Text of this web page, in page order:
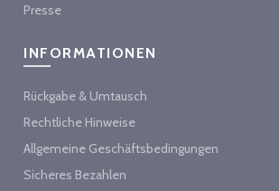
Presse
INFORMATIONEN
Rückgabe & Umtausch
Rechtliche Hinweise
Allgemeine Geschäftsbedingungen
Sicheres Bezahlen